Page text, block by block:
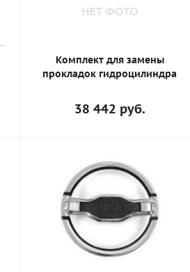
Комплект для замены
прокладок гидроцилиндра
38 442 руб.